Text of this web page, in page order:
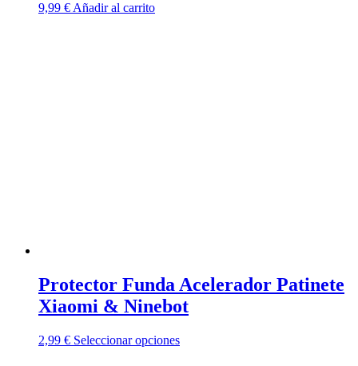
9,99 € Añadir al carrito
Protector Funda Acelerador Patinete
Xiaomi & Ninebot
2,99 € Seleccionar opcionesEste